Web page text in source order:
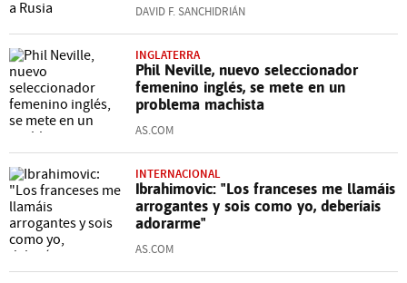
DAVID F. SANCHIDRIÁN
INGLATERRA
Phil Neville, nuevo seleccionador
femenino inglés, se mete en un
problema machista
AS.COM
INTERNACIONAL
Ibrahimovic: "Los franceses me llamáis
arrogantes y sois como yo, deberíais
adorarme"
AS.COM